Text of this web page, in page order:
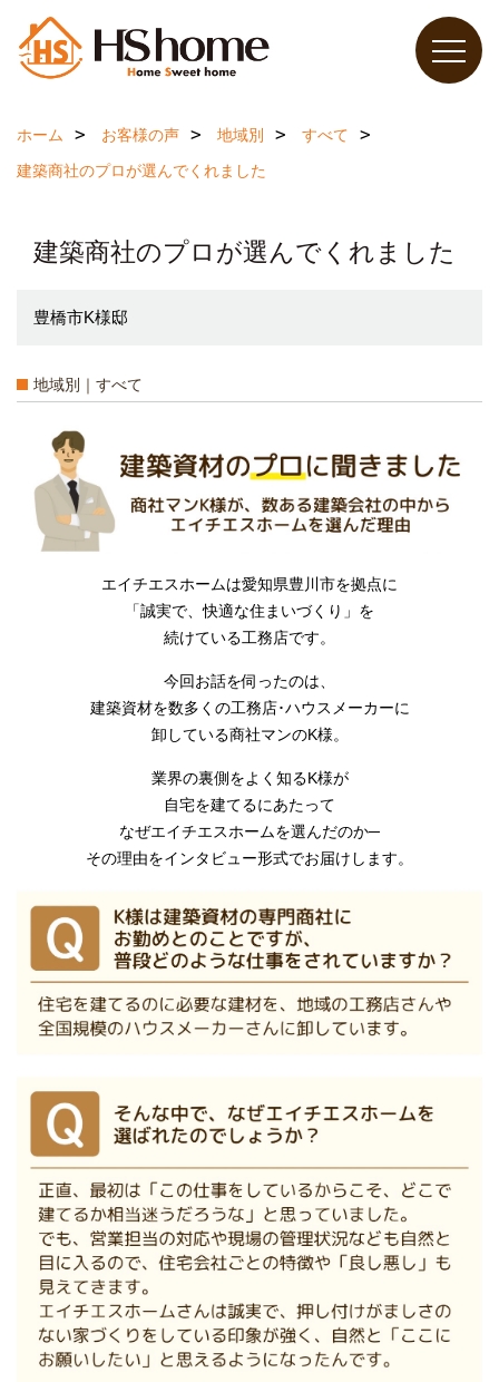
ホーム お客様の声 地域別
すべて
建築商社のプロが選んでくれました
建築商社のプロが選んでくれました
豊橋市K様邸
地域別｜すべて
エイチエスホームは愛知県豊川市を拠点に
「誠実で、快適な住まいづくり」を
続けている工務店です。
今回お話を伺ったのは、
建築資材を数多くの工務店･ハウスメーカーに
卸している商社マンのK様。
業界の裏側をよく知るK様が
自宅を建てるにあたって
なぜエイチエスホームを選んだのか─
その理由をインタビュー形式でお届けします。